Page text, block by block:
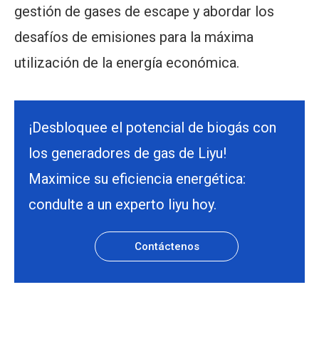
gestión de gases de escape y abordar los
desafíos de emisiones para la máxima
utilización de la energía económica.
¡Desbloquee el potencial de biogás con
los generadores de gas de Liyu!
Maximice su eficiencia energética:
condulte a un experto liyu hoy.
Contáctenos